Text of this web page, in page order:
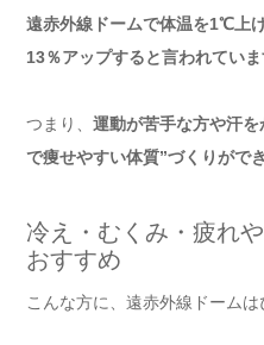
遠赤外線ドームで体温を1℃上
13％アップすると言われていま
つまり、 運動が苦手な方や汗
で痩せやすい体質”づくりがで
冷え・むくみ・疲れ
おすすめ
こんな方に、遠赤外線ドームは